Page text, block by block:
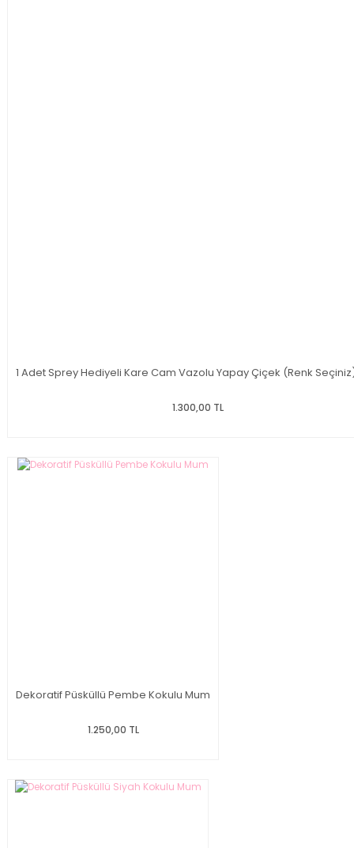
1 Adet Sprey Hediyeli Kare Cam Vazolu Yapay Çiçek (Renk
1.300,00 TL
Dekoratif Püsküllü Pembe Kokulu Mum
1.250,00 TL